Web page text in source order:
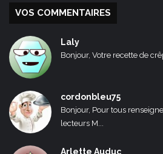
VOS COMMENTAIRES
Laly
Bonjour, Votre recette de
cordonbleu75
Bonjour, Pour tous
lecteurs M...
Arlette Auduc